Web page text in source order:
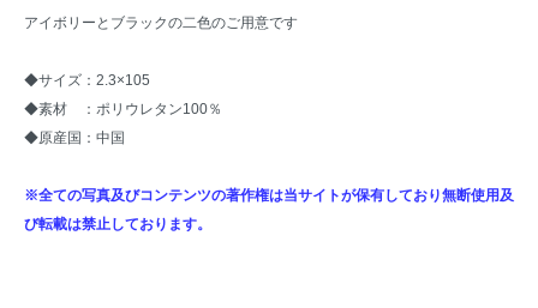
アイボリーとブラックの二色のご用意です
◆サイズ：2.3×105
◆素材 ：ポリウレタン100％
◆原産国：中国
※全ての写真及びコンテンツの著作権は当サイトが保有しており無断使用及
び転載は禁止しております。